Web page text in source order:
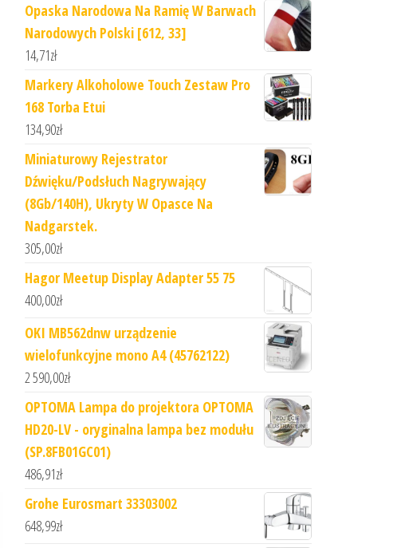
Opaska Narodowa Na Ramię W Barwach
Narodowych Polski [612, 33]
14,71zł
Markery Alkoholowe Touch Zestaw Pro
168 Torba Etui
134,90zł
Miniaturowy Rejestrator
Dźwięku/Podsłuch Nagrywający
(8Gb/140H), Ukryty W Opasce Na
Nadgarstek.
305,00zł
Hagor Meetup Display Adapter 55 75
400,00zł
OKI MB562dnw urządzenie
wielofunkcyjne mono A4 (45762122)
2 590,00zł
OPTOMA Lampa do projektora OPTOMA
HD20-LV - oryginalna lampa bez modułu
(SP.8FB01GC01)
486,91zł
Grohe Eurosmart 33303002
648,99zł